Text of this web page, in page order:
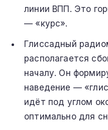
линии ВПП. Это
— «курс».
Глиссадный
располагается
началу. Он
наведение —
идёт под углом
оптимально для